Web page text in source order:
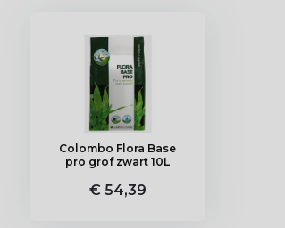
Colombo Flora Base
pro grof zwart 10L
€ 54,39